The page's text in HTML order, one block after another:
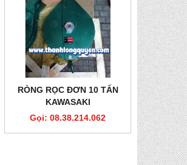
RÒNG RỌC ĐƠN 10 TẤN
KAWASAKI
Gọi: 08.38.214.062